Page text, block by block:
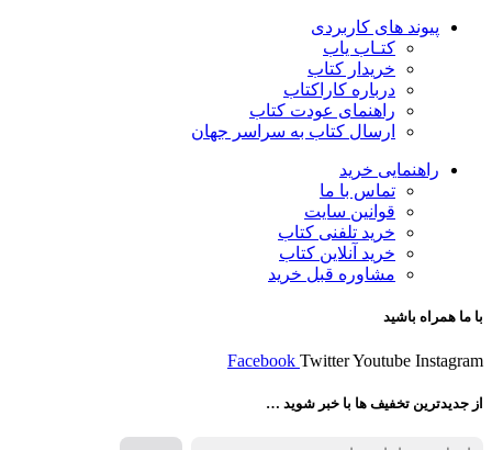
پیوند های کاربردی
کتـاب یاب
خریدار کتاب
درباره کاراکتاب
راهنمای عودت کتاب
ارسال کتاب به سراسر جهان
راهنمایی خرید
تماس با ما
قوانین سایت
خرید تلفنی کتاب
خرید آنلاین کتاب
مشاوره قبل خرید
با ما همراه باشید
Facebook TwitterYoutube Instagram
از جدیدترین تخفیف ها با خبر شوید …